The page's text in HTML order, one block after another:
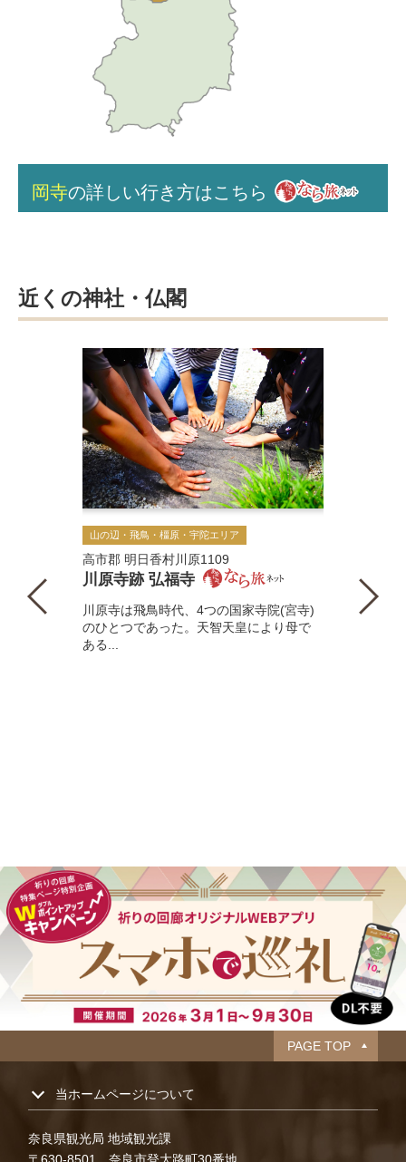
岡寺の詳しい行き方はこちら
近くの神社・仏閣
山の辺・飛鳥・橿原・宇陀エリア
高市郡 明日香村川原1109
川原寺跡 弘福寺
川原寺は飛鳥時代、4つの国家寺院(宮寺)
のひとつであった。天智天皇により母で
ある...
PAGE TOP
当ホームページについて
奈良県観光局 地域観光課